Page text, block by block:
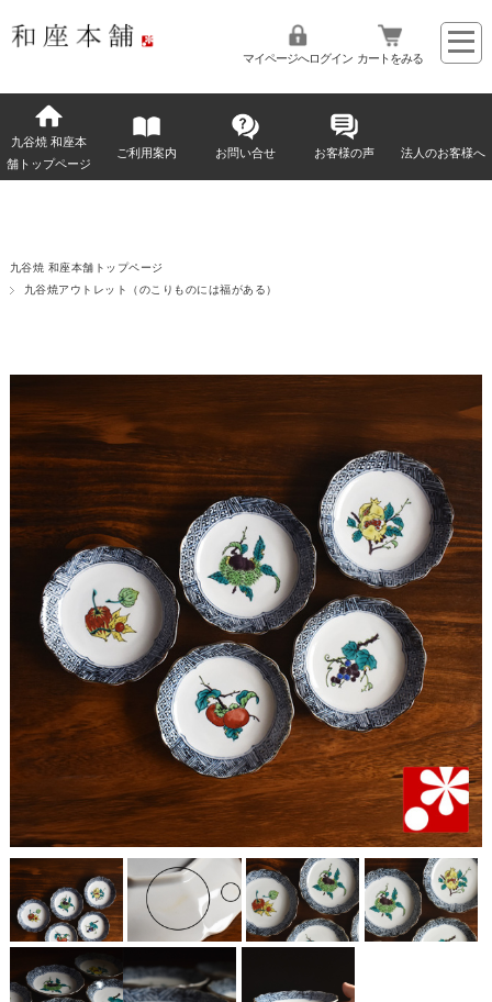
マイページへログイン カートをみる
九谷焼 和座本
舗トップページ
ご利用案内 お問い合せ お客様の声 法人のお客様へ
九谷焼 和座本舗トップページ
九谷焼アウトレット（のこりものには福がある）